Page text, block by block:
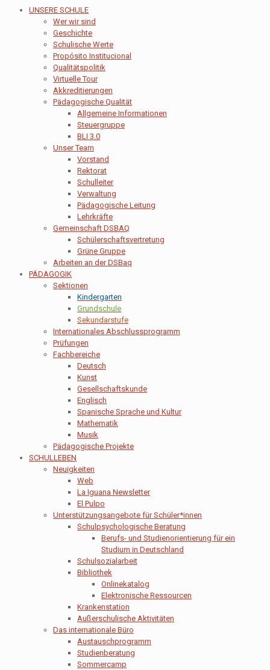
UNSERE SCHULE
Wer wir sind
Geschichte
Schulische Werte
Propósito Institucional
Qualitätspolitik
Virtuelle Tour
Akkreditierungen
Pädagogische Qualität
Allgemeine Informationen
Steuergruppe
BLI 3.0
Unser Team
Vorstand
Rektorat
Schulleiter
Verwaltung
Pädagogische Leitung
Lehrkräfte
Gemeinschaft DSBAQ
Schülerschaftsvertretung
Grüne Gruppe
Arbeiten an der DSBaq
PÄDAGOGIK
Sektionen
Kindergarten
Grundschule
Sekundarstufe
Internationales Abschlussprogramm
Prüfungen
Fachbereiche
Deutsch
Kunst
Gesellschaftskunde
Englisch
Spanische Sprache und Kultur
Mathematik
Musik
Pädagogische Projekte
SCHULLEBEN
Neuigkeiten
Web
La Iguana Newsletter
El Pulpo
Unterstützungsangebote für Schüler*innen
Schulpsychologische Beratung
Berufs- und Studienorientierung für ein
Studium in Deutschland
Schulsozialarbeit
Bibliothek
Onlinekatalog
Elektronische Ressourcen
Krankenstation
Außerschulische Aktivitäten
Das internationale Büro
Austauschprogramm
Studienberatung
Sommercamp